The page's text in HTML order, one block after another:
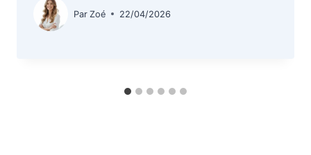
Par Zoé 22/04/2026